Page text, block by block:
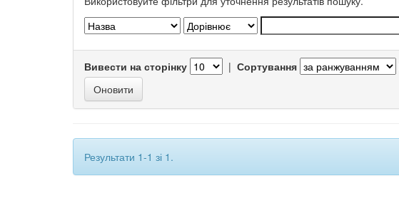
Вивести на сторінку | Сортування
Результати 1-1 зі 1.